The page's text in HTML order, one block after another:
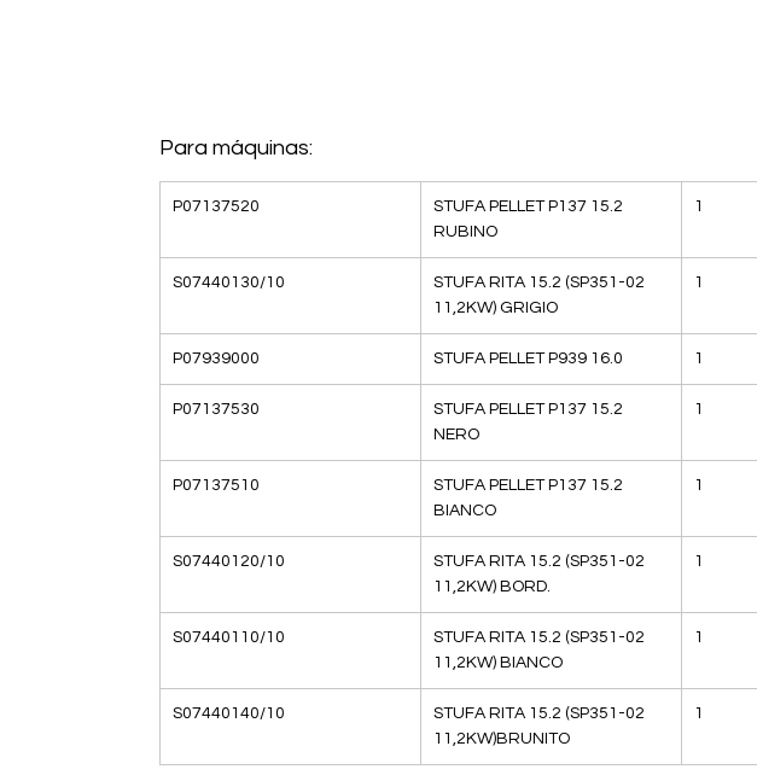
Para máquinas:
P07137520
STUFA PELLET P137 15.2
RUBINO
1
S07440130/10
STUFA RITA 15.2 (SP351-02
11,2KW) GRIGIO
1
P07939000 STUFA PELLET P939 16.0 1
P07137530
STUFA PELLET P137 15.2
NERO
1
P07137510
STUFA PELLET P137 15.2
BIANCO
1
S07440120/10
STUFA RITA 15.2 (SP351-02
11,2KW) BORD.
1
S07440110/10
STUFA RITA 15.2 (SP351-02
11,2KW) BIANCO
1
S07440140/10
STUFA RITA 15.2 (SP351-02
11,2KW)BRUNITO
1